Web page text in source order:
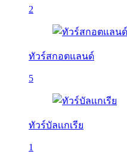
2
ทัวร์สกอตแลนด์
5
ทัวร์บัลเเกเรีย
1